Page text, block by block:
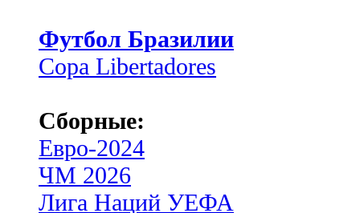
Футбол Бразилии
Copa Libertadores
Сборные:
Евро-2024
ЧМ 2026
Лига Наций УЕФА